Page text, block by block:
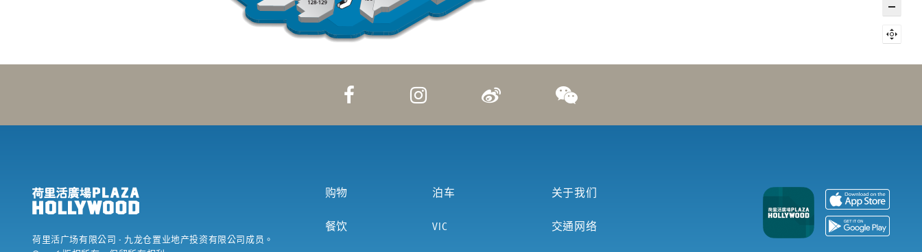
荷里活广场有限公司 - 九龙仓置业地产投资有限公司成员。
购物
餐饮
泊车
VIC
关于我们
交通网络